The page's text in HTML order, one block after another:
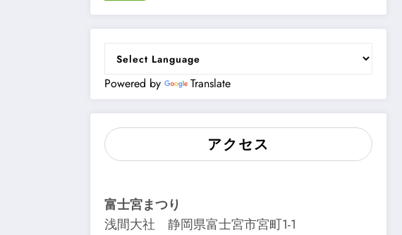
Powered by Translate
アクセス
富士宮まつり
浅間大社 静岡県富士宮市宮町1-1